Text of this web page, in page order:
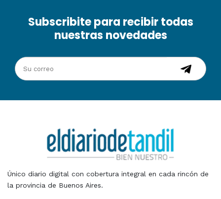
Subscribite para recibir todas
nuestras novedades
Único diario digital con cobertura integral en cada rincón de
la provincia de Buenos Aires.